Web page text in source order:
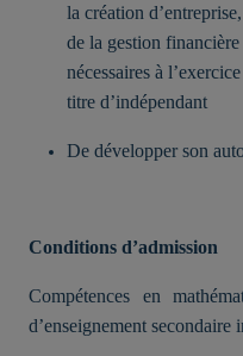
la création
de la gestion
nécessaires à
titre d’indépendant
De développer son
Conditions d’admission
Compétences en
d’enseignement secondaire